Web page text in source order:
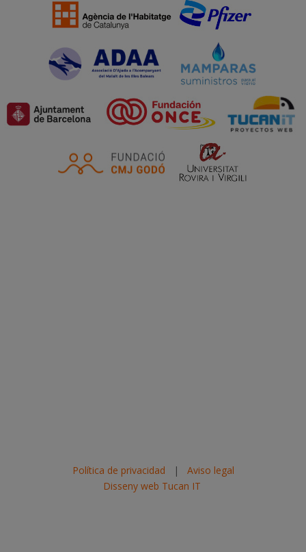
Política de privacidad | Aviso legal
Disseny web Tucan IT